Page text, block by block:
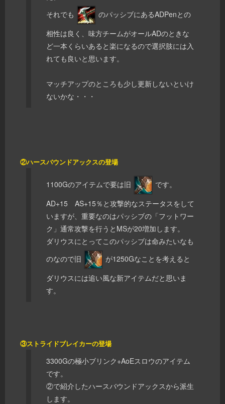
それでも
のパッシブにあるADPenとの
相性は良く、味方チームがオールADのときな
ど一本くらいあると楽になるので選択肢には入
れても良いと思います。
マッチアップのところも少し更新しないといけ
ないかな・・・
②ハースバウンドアックスの登場
1100Gのアイテムで要は旧
です。
AD+15 AS+15％と攻撃的なステータスをして
いますが、重要なのはパッシブの「フットワー
ク」通常攻撃を行うとMSが20増加します。
ダリウスにとってこのパッシブは命みたいなも
のなので旧
が1250Gなことを考えると
ダリウスには追い風な新アイテムだと思いま
す。
③ストライドブレイカーの登場
3300Gの極小ブリンク+AoEスロウのアイテム
です。
②で紹介したハースバウンドアックスから派生
します。